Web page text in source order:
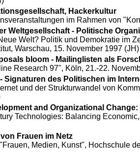
Hackerkultur
im Rahmen von
Weltgesellschaft - Politische
Welt? Politik und Demokratie im
Warschau, 15. November 1997 (JH)
bloom - Mailinglisten als
Research 97", Köln, 21.-22.
Signaturen des Politischen im
und der Strukturwandel von
and Organizational
Technologies: Balancing
Frauen im Netz
Medien, Kunst", Hochschule